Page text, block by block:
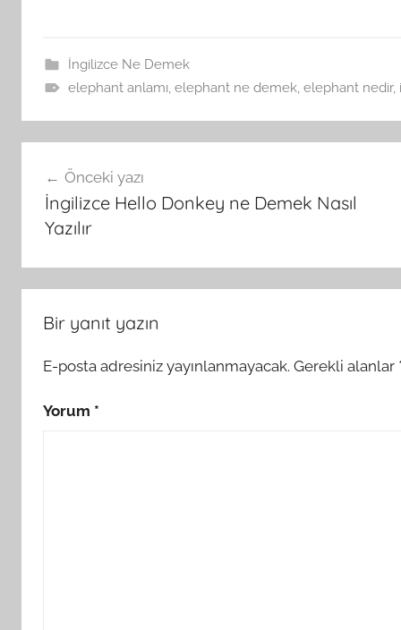
İngilizce Ne Demek
elephant anlamı, elephant ne demek, elephant nedir,
gezinmesi
Önceki yazı
İngilizce Hello Donkey ne Demek Nasıl
Yazılır
Bir yanıt yazın
E-posta adresiniz yayınlanmayacak. Gerekli alanlar
Yorum *